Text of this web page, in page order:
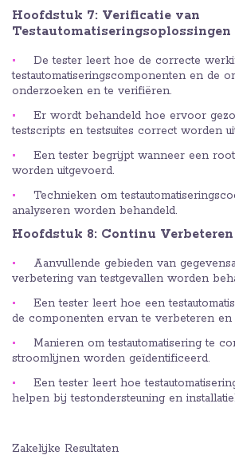
Hoofdstuk 7: Verificatie van
Testautomatiseringsoplossingen
De tester leert hoe de correcte
testautomatiseringscomponenten en de
onderzoeken en te verifiëren.
Er wordt behandeld hoe ervoor
testscripts en testsuites correct worden
Een tester begrijpt wanneer een
worden uitgevoerd.
Technieken om
analyseren worden behandeld.
Hoofdstuk 8: Continu Verbeteren
Aanvullende gebieden van
verbetering van testgevallen worden
Een tester leert hoe een
de componenten ervan te verbeteren en
Manieren om testautomatisering te
stroomlijnen worden geïdentificeerd.
Een tester leert hoe
helpen bij testondersteuning en
Zakelijke Resultaten